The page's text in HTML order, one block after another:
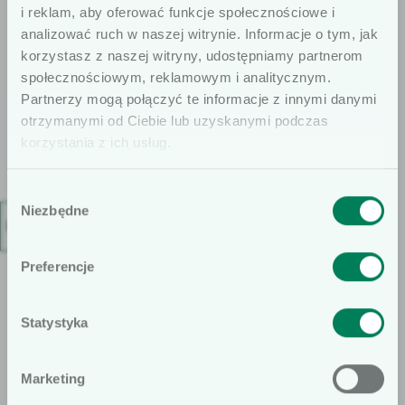
i reklam, aby oferować funkcje społecznościowe i
analizować ruch w naszej witrynie. Informacje o tym, jak
korzystasz z naszej witryny, udostępniamy partnerom
społecznościowym, reklamowym i analitycznym.
Partnerzy mogą połączyć te informacje z innymi danymi
otrzymanymi od Ciebie lub uzyskanymi podczas
korzystania z ich usług.
zgody
Niezbędne
Preferencje
Statystyka
Marketing
przepłukiwania zaworu
po pobraniu krwi lub
podaniu leków.
​Korki dezynfekcyjne
SwabCap — ciągła
ochrona złączy
bezigłowych i redukcja
Korki dezynfekujące do
portów dostępu
Rampy i kraniki
NanoClave® —
zamknięty system
Linia bezigłowych ramp
Kategorie
Szanowni użytkownicy
Informujemy, że prezentowane artykuły
profesjonalnie związanych z dziedziną
szczególności, kierujemy ofertę do
osób wykonujących zawód medyczny,
medycznymi oraz ich pracowników i
treści zamieszczone na naszej stronie